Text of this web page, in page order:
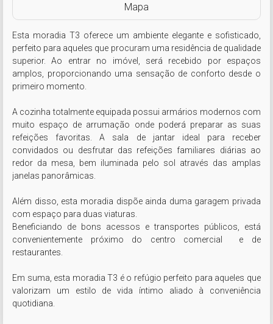
Mapa
Esta moradia T3 oferece um ambiente elegante e sofisticado,
perfeito para aqueles que procuram uma residência de qualidade
superior. Ao entrar no imóvel, será recebido por espaços
amplos, proporcionando uma sensação de conforto desde o
primeiro momento.
A cozinha totalmente equipada possui armários modernos com
muito espaço de arrumação onde poderá preparar as suas
refeições favoritas. A sala de jantar ideal para receber
convidados ou desfrutar das refeições familiares diárias ao
redor da mesa, bem iluminada pelo sol através das amplas
janelas panorâmicas.
Além disso, esta moradia dispõe ainda duma garagem privada
com espaço para duas viaturas.
Beneficiando de bons acessos e transportes públicos, está
convenientemente próximo do centro comercial  e de
restaurantes.
Em suma, esta moradia T3 é o refúgio perfeito para aqueles que
valorizam um estilo de vida íntimo aliado à conveniência
quotidiana.